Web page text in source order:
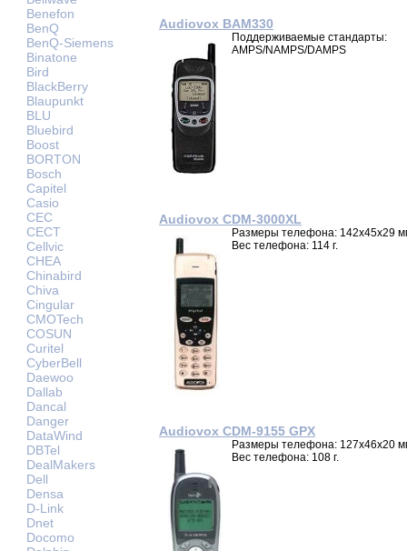
Benefon
BenQ
BenQ-Siemens
Binatone
Bird
BlackBerry
Blaupunkt
BLU
Bluebird
Boost
BORTON
Bosch
Capitel
Casio
CEC
CECT
Cellvic
CHEA
Chinabird
Chiva
Cingular
CMOTech
COSUN
Curitel
CyberBell
Daewoo
Dallab
Dancal
Danger
DataWind
DBTel
DealMakers
Dell
Densa
D-Link
Dnet
Docomo
Audiovox BAM330
Поддерживаемые стандарты:
AMPS/NAMPS/DAMPS
Audiovox CDM-3000XL
Размеры телефона: 142x45x29
Вес телефона: 114 г.
Audiovox CDM-9155 GPX
Размеры телефона: 127x46x20
Вес телефона: 108 г.